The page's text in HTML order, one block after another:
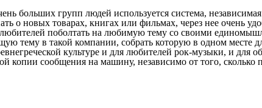
больших групп людей используется система,
о новых товарах, книгах или фильмах, через нее очень
поболтать на любимую тему со своими
тему в такой компании, собрать которую в одном месте
культуре и для любителей рок-музыки, и
копии сообщения на машину, независимо от того, сколько